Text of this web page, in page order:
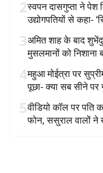
2स्वपन दासगुप्ता ने पेश
उद्योगपतियों से कहा-
3अमित शाह के बाद
मुसलमानों को निशाना
4महुआ मोईत्रा पर
पूछा- क्या सब सीने पर
5वीडियो कॉल पर पति
फोन, ससुराल वालों ने